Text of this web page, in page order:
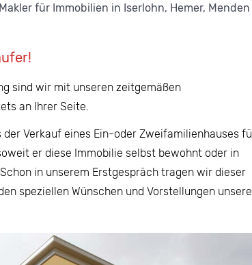
für Immobilien in Iserlohn, Hemer,
sind wir mit unseren zeitgemäßen
an Ihrer Seite.
Verkauf eines Ein-oder Zweifamilienhauses
er diese Immobilie selbst bewohnt oder in
in unserem Erstgespräch tragen wir dieser
speziellen Wünschen und Vorstellungen